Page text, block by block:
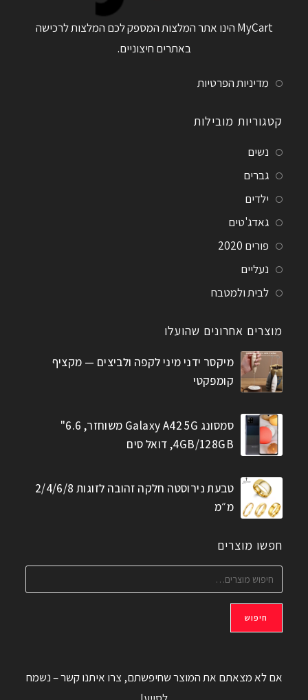
MyCart הינו אתר המלצות המספק לכם המלצות לרכישה
באתרים חיצוניים.
מדיניות הפרטיות
קטגוריות מובילות
נשים
גברים
ילדים
גאדג'טים
פורים 2020
נעליים
לבית ולמטבח
מוצרים אחרונים שהועלו
מיקסר ידני מיני לקפה ולביצים — מקציף
קומפקטי
סמסונג Galaxy A42 5G משוחזר, 6.6"
4GB/128GB, דואל סים
טבעת נירוסטה חלקה זהובה לזוגות 2/4/6/8
מ״מ
חפשו מוצרים
חיפוש
אם לא מצאתם את המוצר שחיפשתם, צרו איתנו קשר – נשמח